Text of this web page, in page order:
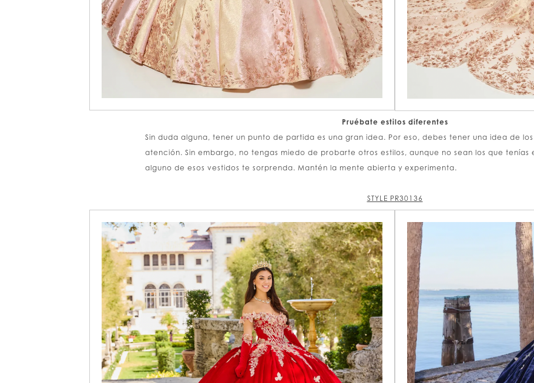
Pruébate estilos diferentes
Sin duda alguna, tener un punto de partida es una gran idea. Por eso, debes tener una idea de
atención. Sin embargo, no tengas miedo de probarte otros estilos, aunque no sean los que tenías
alguno de esos vestidos te sorprenda. Mantén la mente abierta y experimenta.
STYLE PR30136